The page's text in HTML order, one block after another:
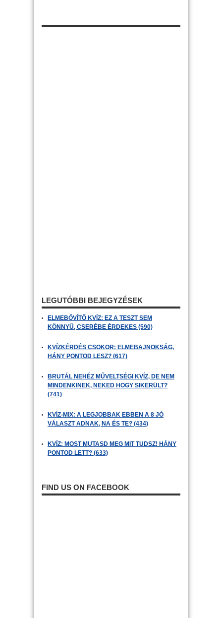
LEGUTÓBBI BEJEGYZÉSEK
ELMEBŐVÍTŐ KVÍZ: EZ A TESZT SEM
KÖNNYŰ, CSERÉBE ÉRDEKES (590)
KVÍZKÉRDÉS CSOKOR: ELMEBAJNOKSÁG,
HÁNY PONTOD LESZ? (617)
BRUTÁL NEHÉZ MŰVELTSÉGI KVÍZ, DE NEM
MINDENKINEK, NEKED HOGY SIKERÜLT?
(741)
KVÍZ-MIX: A LEGJOBBAK EBBEN A 8 JÓ
VÁLASZT ADNAK, NA ÉS TE? (434)
KVÍZ: MOST MUTASD MEG MIT TUDSZ! HÁNY
PONTOD LETT? (633)
FIND US ON FACEBOOK